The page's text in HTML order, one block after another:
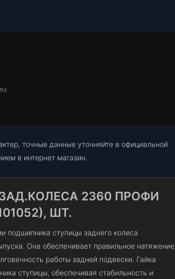
точные данные уточняйте в официальной
в интернет магазин.
2360 ПРОФИ
ШТ.
подшипника ступицы заднего колеса
Она обеспечивает правильное натяжение
работы задней подвески. Гайка
ступицы, обеспечивая стабильность и